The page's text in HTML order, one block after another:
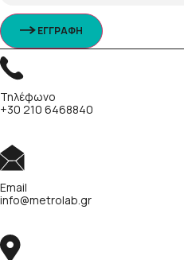
ΕΓΓΡΑΦΗ
Τηλέφωνο
+30 210 6468840
Email
info@metrolab.gr